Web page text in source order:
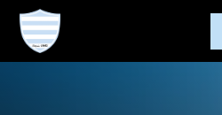
Aller
contenu